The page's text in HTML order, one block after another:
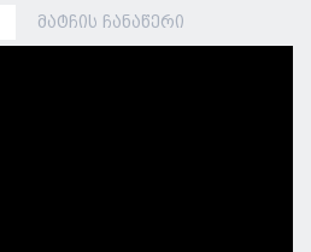
მატჩის ჩანაწერი